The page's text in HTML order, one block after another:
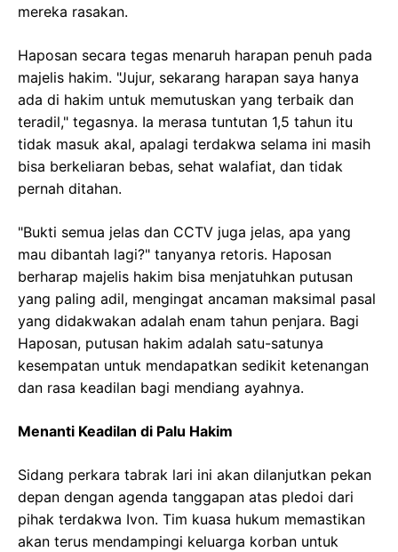
mereka rasakan.
Haposan secara tegas menaruh harapan penuh pada
majelis hakim. "Jujur, sekarang harapan saya hanya
ada di hakim untuk memutuskan yang terbaik dan
teradil," tegasnya. Ia merasa tuntutan 1,5 tahun itu
tidak masuk akal, apalagi terdakwa selama ini masih
bisa berkeliaran bebas, sehat walafiat, dan tidak
pernah ditahan.
"Bukti semua jelas dan CCTV juga jelas, apa yang
mau dibantah lagi?" tanyanya retoris. Haposan
berharap majelis hakim bisa menjatuhkan putusan
yang paling adil, mengingat ancaman maksimal pasal
yang didakwakan adalah enam tahun penjara. Bagi
Haposan, putusan hakim adalah satu-satunya
kesempatan untuk mendapatkan sedikit ketenangan
dan rasa keadilan bagi mendiang ayahnya.
Menanti Keadilan di Palu Hakim
Sidang perkara tabrak lari ini akan dilanjutkan pekan
depan dengan agenda tanggapan atas pledoi dari
pihak terdakwa Ivon. Tim kuasa hukum memastikan
akan terus mendampingi keluarga korban untuk